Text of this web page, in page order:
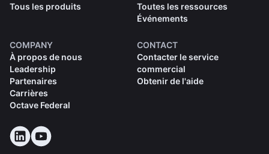
Tous les produits
Toutes les ressources
Événements
COMPANY
À propos de nous
Leadership
Partenaires
Carrières
Octave Federal
CONTACT
Contacter le service
commercial
Obtenir de l'aide